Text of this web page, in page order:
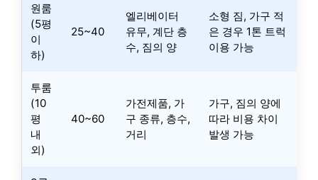
원룸
(5평
이
하)
25~40
엘리베이터
유무, 계단 층
수, 짐의 양
소형 짐, 가구 적
은 경우 1톤 트럭
이용 가능
투룸
(10
평
내
외)
40~60
가전제품, 가
구 종류, 층수,
거리
가구, 짐의 양에
따라 비용 차이
발생 가능